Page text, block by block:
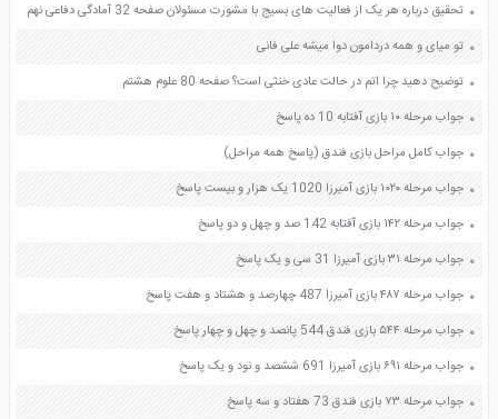
تحقیق درباره هر یک از فعالیت های بسیج با مشورت مسئولان صفحه 32 آمادگی دفاعی نهم
تو میای و همه دردامون دوا میشه علی فانی
توضیح دهید چرا اتم در حالت عادی خنثی است؟ صفحه 80 علوم هشتم
جواب مرحله ۱۰ بازی آفتابه 10 ده پاسخ
جواب کامل مراحل بازی فندق (پاسخ همه مراحل)
جواب مرحله ۱۰۲۰ بازی آمیرزا 1020 یک هزار و بیست پاسخ
جواب مرحله ۱۴۲ بازی آفتابه 142 صد و چهل و دو پاسخ
جواب مرحله ۳۱ بازی آمیرزا 31 سی و یک پاسخ
جواب مرحله ۴۸۷ بازی آمیرزا 487 چهارصد و هشتاد و هفت پاسخ
جواب مرحله ۵۴۴ بازی فندق 544 پانصد و چهل و چهار پاسخ
جواب مرحله ۶۹۱ بازی آمیرزا 691 ششصد و نود و یک پاسخ
جواب مرحله ۷۳ بازی فندق 73 هفتاد و سه پاسخ